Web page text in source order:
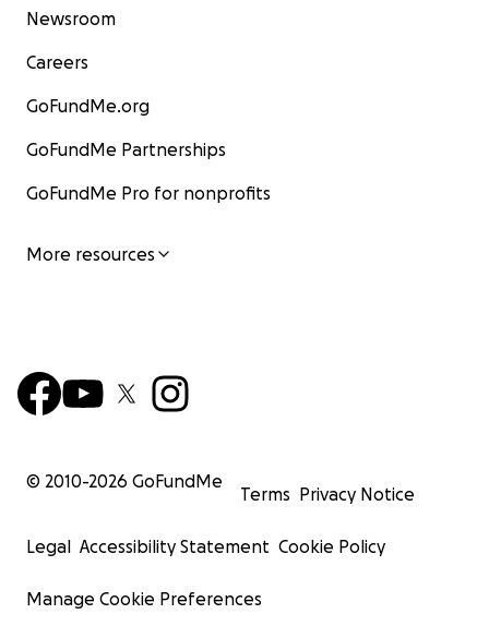
Newsroom
Careers
GoFundMe.org
GoFundMe Partnerships
GoFundMe Pro for nonprofits
More resources
© 2010-2026 GoFundMe
Terms Privacy Notice
Legal Accessibility Statement Cookie Policy
Manage Cookie Preferences